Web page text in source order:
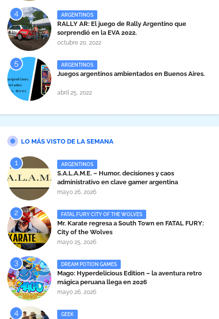
ARGENTINOS
RALLY AR: El juego de Rally Argentino que
sorprendió en la EVA 2022.
octubre 20, 2022
ARGENTINOS
Juegos argentinos ambientados en Buenos Aires.
abril 25, 2022
LO MÁS VISTO DE LA SEMANA
ARGENTINOS
S.A.L.A.M.E. – Humor, decisiones y caos
administrativo en clave gamer argentina
mayo 26, 2026
FATAL FURY CITY OF THE WOLVES
Mr. Karate regresa a South Town en FATAL FURY:
City of the Wolves
mayo 25, 2026
DREAM POTION GAMES
Mago: Hyperdelicious Edition – la aventura retro
mágica peruana llega en 2026
mayo 26, 2026
GEEK